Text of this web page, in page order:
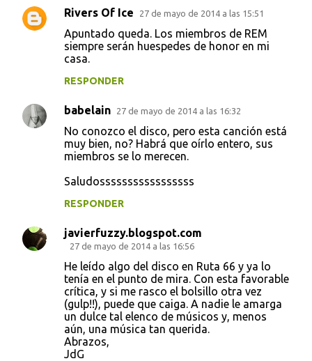
Rivers Of Ice 27 de mayo de 2014 a las 15:51
Apuntado queda. Los miembros de REM
siempre serán huespedes de honor en mi
casa.
RESPONDER
babelain 27 de mayo de 2014 a las 16:32
No conozco el disco, pero esta canción está
muy bien, no? Habrá que oírlo entero, sus
miembros se lo merecen.
Saludosssssssssssssssss
RESPONDER
javierfuzzy.blogspot.com
27 de mayo de 2014 a las 16:56
He leído algo del disco en Ruta 66 y ya lo
tenía en el punto de mira. Con esta favorable
crítica, y si me rasco el bolsillo otra vez
(gulp!!), puede que caiga. A nadie le amarga
un dulce tal elenco de músicos y, menos
aún, una música tan querida.
Abrazos,
JdG